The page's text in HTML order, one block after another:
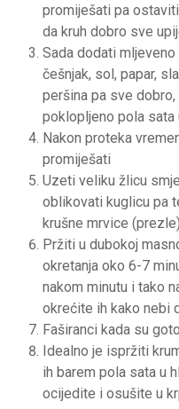
promiješati pa
da kruh dobro sve
Sada dodati
češnjak, sol, papar,
peršina pa sve
poklopljeno pola sata
Nakon proteka
promiješati
Uzeti veliku žlicu
oblikovati kuglicu pa
krušne mrvice (prezle)
Pržiti u dubokoj
okretanja oko 6-7
nakom minutu i tako
okrećite ih kako nebi
Faširanci kada su
Idealno je ispržiti
ih barem pola sata u
ocijedite i osušite u